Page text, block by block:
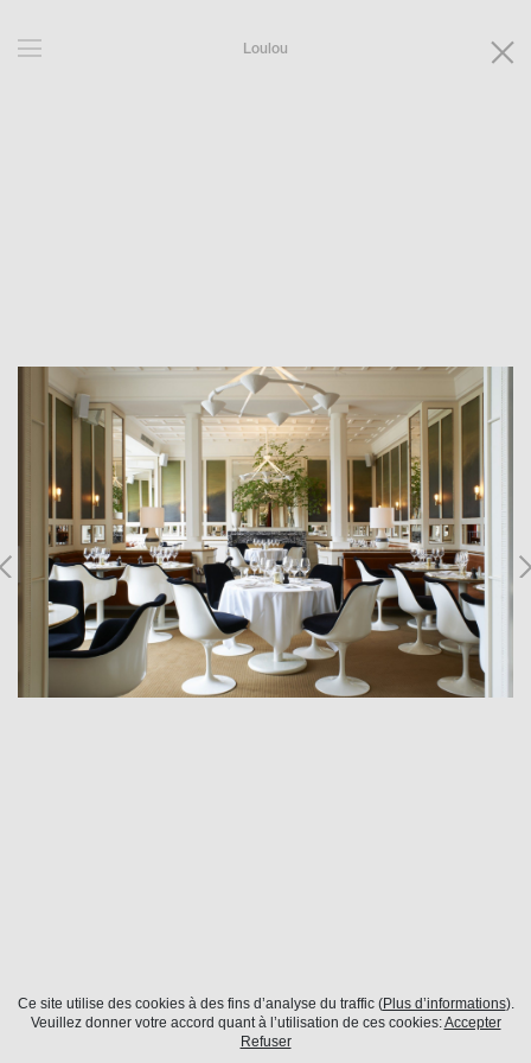
Loulou
Paris
Ce site utilise des cookies à des fins d’analyse du traffic (Plus d’informations).
Veuillez donner votre accord quant à l’utilisation de ces cookies:Accepter
Refuser